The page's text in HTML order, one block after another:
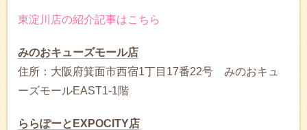
東淀川店の紹介記事はこちら
みのおキューズモール店
住所：大阪府箕面市西宿1丁目17番22号 みのおキュ
ーズモールEAST1-1階
ららぽーとEXPOCITY店